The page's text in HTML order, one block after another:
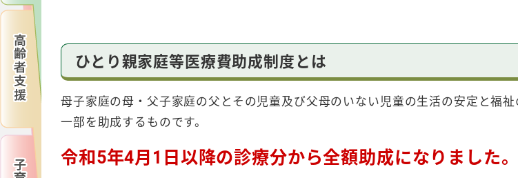
ひとり親家庭等医療費助成制度とは
母子家庭の母・父子家庭の父とその児童及び父母のいない児童の生活の安定と福
一部を助成するものです。
令和5年4月1日以降の診療分から全額助成になりました